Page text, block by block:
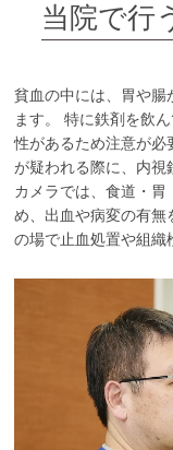
当院で行
貧血の中には、胃や腸
ます。 特に鉄剤を飲
性があるため注意が必
が疑われる際に、内視
カメラでは、食道・胃
め、出血や病変の有無
の場で止血処置や組織